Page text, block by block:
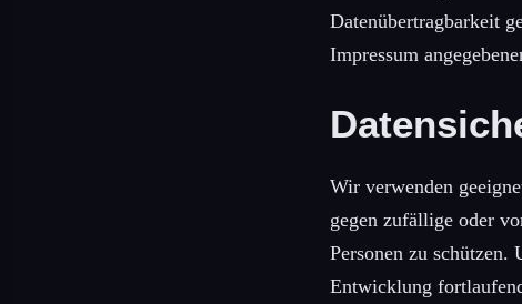
Datenübertragbarkeit
Impressum
Wir verwenden
gegen zufällige oder
Personen zu schützen.
Entwicklung